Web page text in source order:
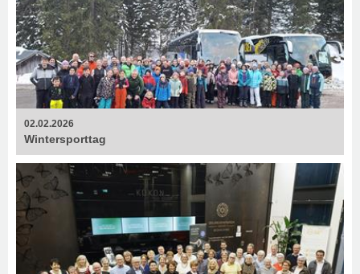
02.02.2026
Wintersporttag